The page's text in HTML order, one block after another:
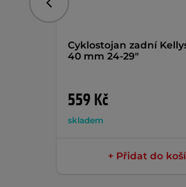
Cyklostojan zadní
40 mm 24-29"
559 Kč
skladem
+ Přidat do
Předchozí